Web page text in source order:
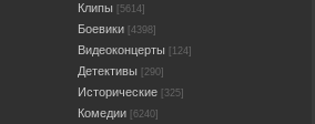
Клипы [5614]
Боевики [4398]
Видеоконцерты [124]
Детективы [290]
Исторические [325]
Комедии [6240]